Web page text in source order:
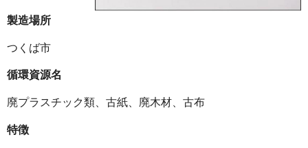
製造場所
つくば市
循環資源名
廃プラスチック類、古紙、廃木材、古布
特徴